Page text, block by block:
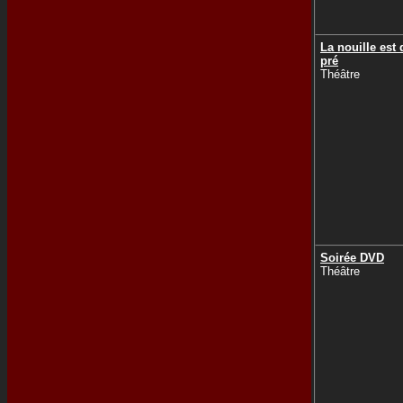
La nouille est
pré
Théâtre
Soirée DVD
Théâtre